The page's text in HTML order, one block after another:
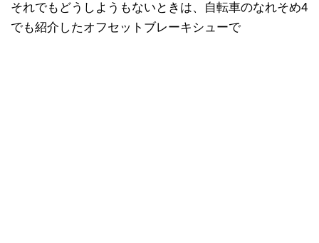
それでもどうしようもないときは、自転車のなれそめ4
でも紹介したオフセットブレーキシューで